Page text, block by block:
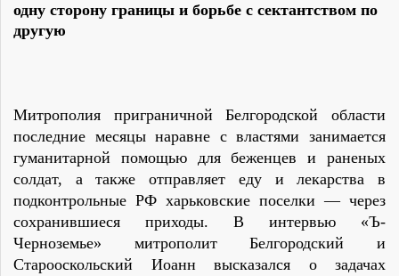
одну сторону границы и борьбе с сектантством по
другую
Митрополия приграничной Белгородской области
последние месяцы наравне с властями занимается
гуманитарной помощью для беженцев и раненых
солдат, а также отправляет еду и лекарства в
подконтрольные РФ харьковские поселки — через
сохранившиеся приходы. В интервью «Ъ-
Черноземье» митрополит Белгородский и
Старооскольский Иоанн высказался о задачах